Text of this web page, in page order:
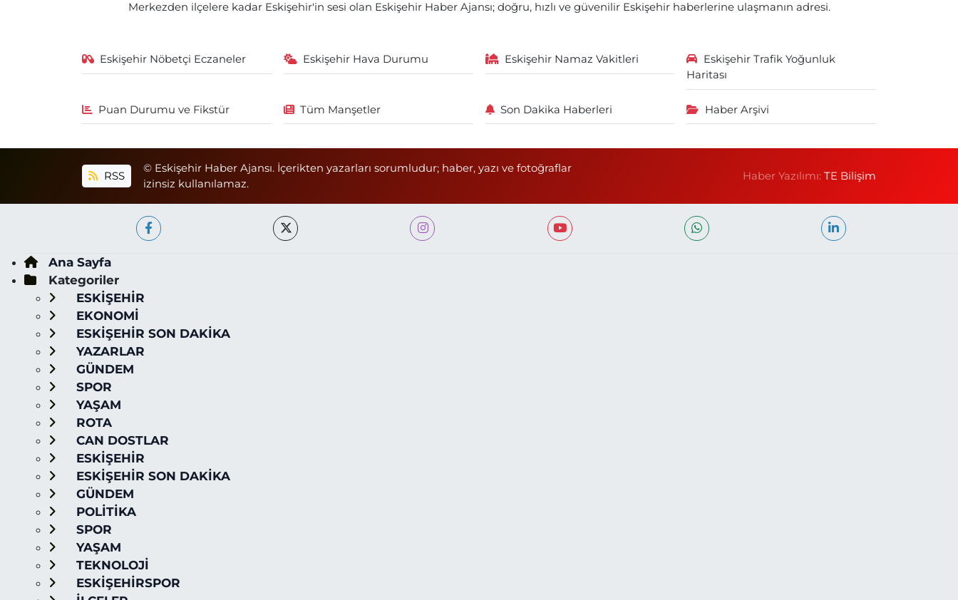
Merkezden ilçelere kadar Eskişehir'in sesi olan Eskişehir Haber Ajansı; doğru, hızlı ve güvenilir Eskişehir haberlerine ulaşmanın adresi.
Eskişehir Nöbetçi Eczaneler Eskişehir Hava Durumu Eskişehir Namaz Vakitleri
Eskişehir Trafik Yoğunluk
Haritası
Puan Durumu ve Fikstür Tüm Manşetler Son Dakika Haberleri Haber Arşivi
RSS
© Eskişehir Haber Ajansı. İçerikten yazarları sorumludur; haber, yazı ve fotoğraflar
izinsiz kullanılamaz.
Haber Yazılımı:TE Bilişim
Ana Sayfa
Kategoriler
ESKİŞEHİR
EKONOMİ
ESKİŞEHİR SON DAKİKA
YAZARLAR
GÜNDEM
SPOR
YAŞAM
ROTA
CAN DOSTLAR
ESKİŞEHİR
ESKİŞEHİR SON DAKİKA
GÜNDEM
POLİTİKA
SPOR
YAŞAM
TEKNOLOJİ
ESKİŞEHİRSPOR